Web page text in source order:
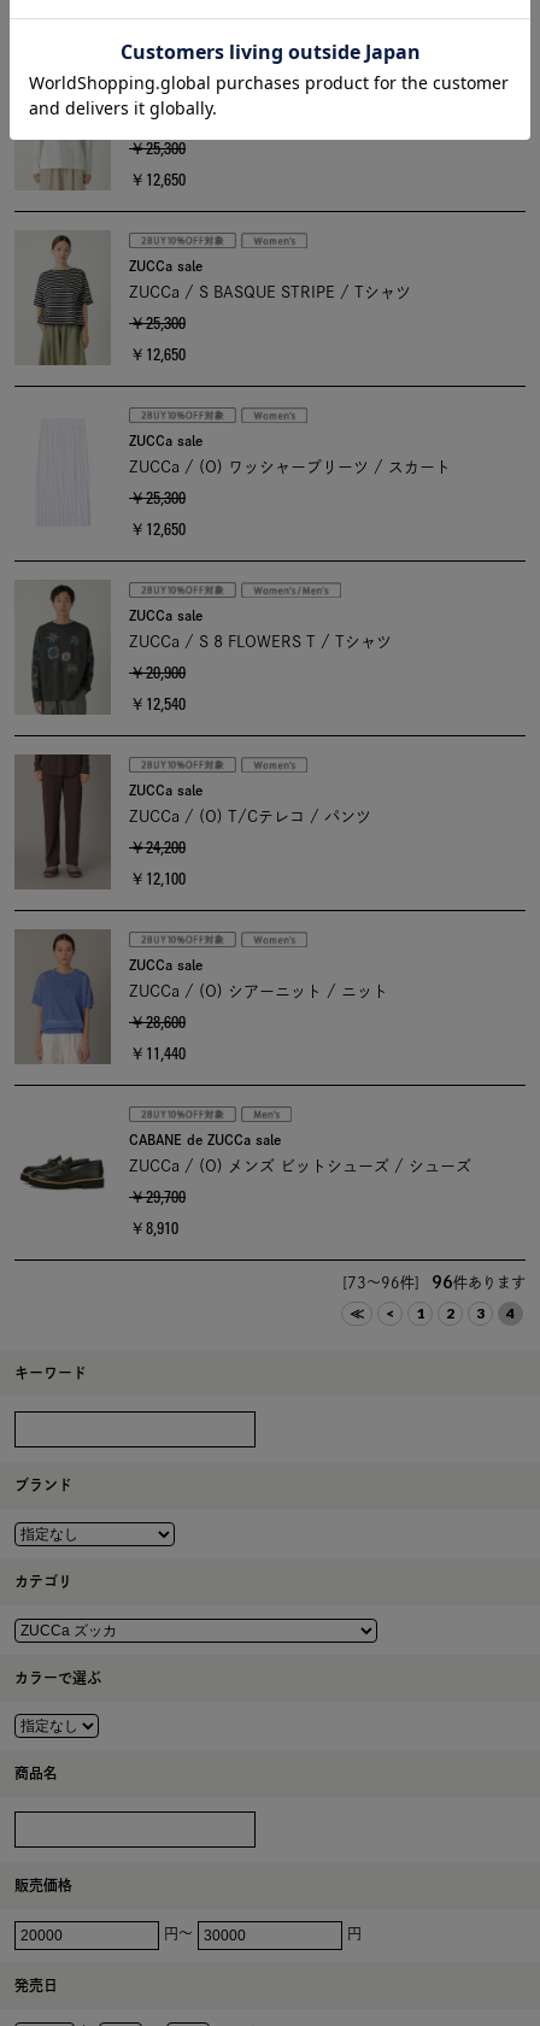
ZUCCa sale
ZUCCa / S TRICOT JERSEY / カットソー
￥25,300
￥12,650
ZUCCa sale
ZUCCa / S BASQUE STRIPE / Tシャツ
￥25,300
￥12,650
ZUCCa sale
ZUCCa / (O) ワッシャープリーツ / スカート
￥25,300
￥12,650
ZUCCa sale
ZUCCa / S 8 FLOWERS T / Tシャツ
￥20,900
￥12,540
ZUCCa sale
ZUCCa / (O) T/Cテレコ / パンツ
￥24,200
￥12,100
ZUCCa sale
ZUCCa / (O) シアーニット / ニット
￥28,600
￥11,440
CABANE de ZUCCa sale
ZUCCa / (O) メンズ ビットシューズ / シューズ
￥29,700
￥8,910
[73～96件] 96件あります
≪ < 1 2 3 4
キーワード
ブランド
カテゴリ
カラーで選ぶ
商品名
販売価格
円～ 円
発売日